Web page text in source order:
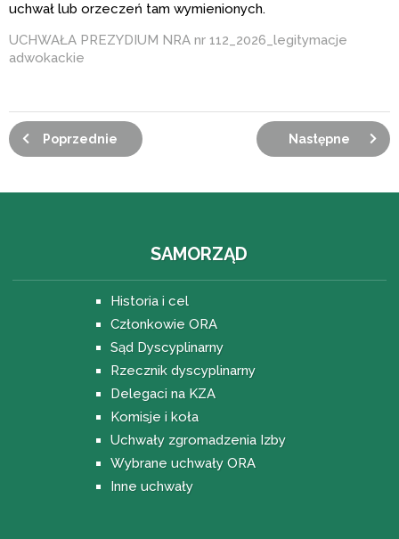
uchwał lub orzeczeń tam wymienionych.
UCHWAŁA PREZYDIUM NRA nr 112_2026_legitymacje
adwokackie
Poprzednie Następne
SAMORZĄD
Historia i cel
Członkowie ORA
Sąd Dyscyplinarny
Rzecznik dyscyplinarny
Delegaci na KZA
Komisje i koła
Uchwały zgromadzenia Izby
Wybrane uchwały ORA
Inne uchwały